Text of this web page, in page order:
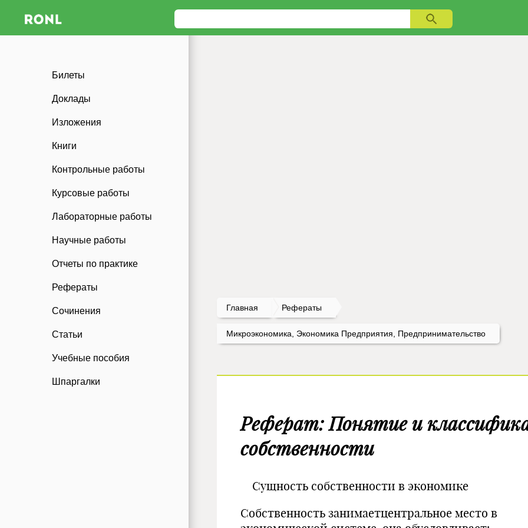
Билеты
Доклады
Изложения
Книги
Контрольные работы
Курсовые работы
Лабораторные работы
Научные работы
Отчеты по практике
Рефераты
Сочинения
Статьи
Учебные пособия
Шпаргалки
Главная Рефераты
Микроэкономика, Экономика Предприятия, Предпринимательство
Реферат: Понятие и
собственности
Сущность собственности в экономике
Собственность занимаетцентральное место в